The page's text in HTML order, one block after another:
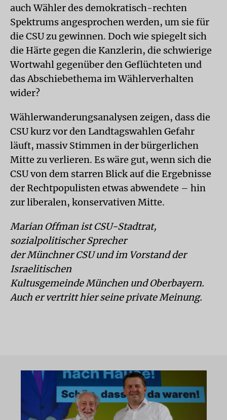
auch Wähler des demokratisch-rechten
Spektrums angesprochen werden, um sie für
die CSU zu gewinnen. Doch wie spiegelt sich
die Härte gegen die Kanzlerin, die schwierige
Wortwahl gegenüber den Geflüchteten und
das Abschiebethema im Wählerverhalten
wider?
Wählerwanderungsanalysen zeigen, dass die
CSU kurz vor den Landtagswahlen Gefahr
läuft, massiv Stimmen in der bürgerlichen
Mitte zu verlieren. Es wäre gut, wenn sich die
CSU von dem starren Blick auf die Ergebnisse
der Rechtpopulisten etwas abwendete – hin
zur liberalen, konservativen Mitte.
Marian Offman ist CSU-Stadtrat,
sozialpolitischer Sprecher
der Münchner CSU und im Vorstand der
Israelitischen
Kultusgemeinde München und Oberbayern.
Auch er vertritt hier seine private Meinung.